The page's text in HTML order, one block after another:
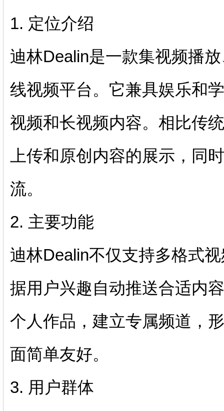
1. 定位介绍
迪林Dealin是一款集视频播
线视频平台。它兼具娱乐和
视频和长视频内容。相比传
上传和原创内容的展示，同
流。
2. 主要功能
迪林Dealin不仅支持多格式
据用户兴趣自动推送合适内
个人作品，建立专属频道，
面简单友好。
3. 用户群体